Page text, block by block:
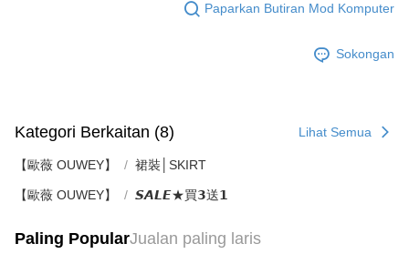
Paparkan Butiran Mod Komputer
Sokongan
Kategori Berkaitan (8) Lihat Semua
【歐薇 OUWEY】 裙裝│SKIRT
【歐薇 OUWEY】 𝙎𝘼𝙇𝙀★買𝟯送𝟭
Paling PopularJualan paling laris